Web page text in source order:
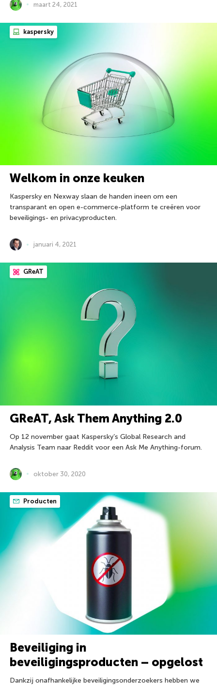
maart 24, 2021
kaspersky
Welkom in onze keuken
Kaspersky en Nexway slaan de handen ineen om een
transparant en open e-commerce-platform te creëren voor
beveiligings- en privacyproducten.
januari 4, 2021
GReAT
GReAT, Ask Them Anything 2.0
Op 12 november gaat Kaspersky’s Global Research and
Analysis Team naar Reddit voor een Ask Me Anything-forum.
oktober 30, 2020
Producten
Beveiliging in
beveiligingsproducten – opgelost
Dankzij onafhankelijke beveiligingsonderzoekers hebben we